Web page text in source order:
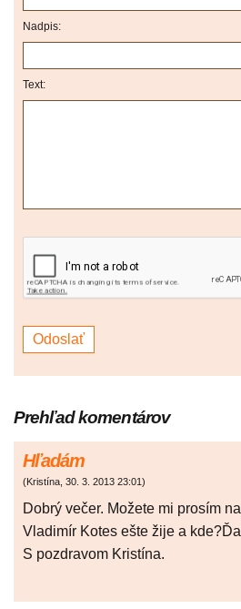
Nadpis:
Text:
Prehľad komentárov
Hľadám
(Kristína, 30. 3. 2013 23:01)
Dobrý večer. Možete mi prosím
Vladimír Kotes ešte žije a
S pozdravom Kristína.